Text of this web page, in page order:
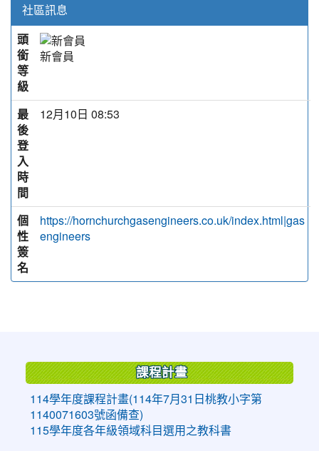
社區訊息
頭
銜
等
級
新會員
最
後
登
入
時
間
12月10日 08:53
個
性
簽
名
https://hornchurchgasengineers.co.uk/index.html|gas
engineers
課程計畫
114學年度課程計畫(114年7月31日桃教小字第
1140071603號函備查)
115學年度各年級領域科目選用之教科書